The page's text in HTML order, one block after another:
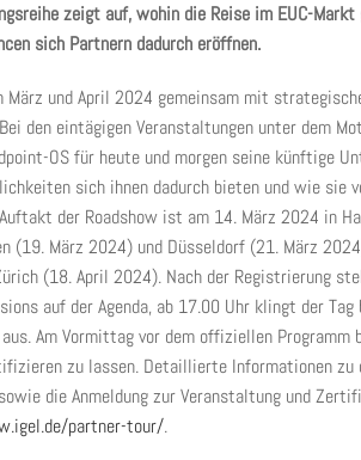
zeigt auf, wohin die Reise im EUC-
sich Partnern dadurch eröffnen.
und April 2024 gemeinsam mit
den eintägigen Veranstaltungen unter dem
OS für heute und morgen seine künftige
sich ihnen dadurch bieten und wie sie
der Roadshow ist am 14. März 2024 in
(19. März 2024) und Düsseldorf (21. März
(18. April 2024). Nach der Registrierung
auf der Agenda, ab 17.00 Uhr klingt der
Am Vormittag vor dem offiziellen
zu lassen. Detaillierte Informationen zu
die Anmeldung zur Veranstaltung und
partner-tour/.